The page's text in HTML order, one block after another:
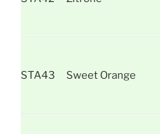
STA43 Sweet Orange